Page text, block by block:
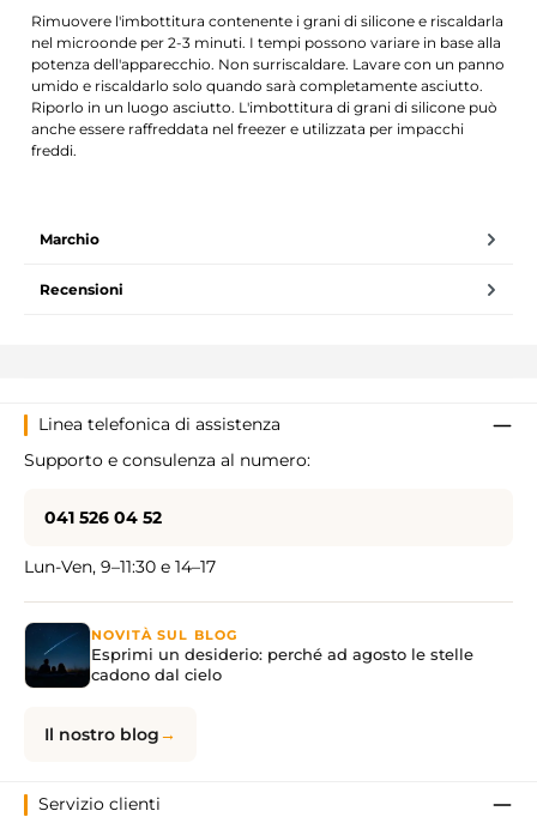
Rimuovere l'imbottitura contenente i grani di silicone e riscaldarla
nel microonde per 2-3 minuti. I tempi possono variare in base alla
potenza dell'apparecchio. Non surriscaldare. Lavare con un panno
umido e riscaldarlo solo quando sarà completamente asciutto.
Riporlo in un luogo asciutto. L'imbottitura di grani di silicone può
anche essere raffreddata nel freezer e utilizzata per impacchi
freddi.
Marchio
Recensioni
Linea telefonica di assistenza
Supporto e consulenza al numero:
041 526 04 52
Lun-Ven, 9–11:30 e 14–17
NOVITÀ SUL BLOG
Esprimi un desiderio: perché ad agosto le stelle
cadono dal cielo
Il nostro blog
Servizio clienti